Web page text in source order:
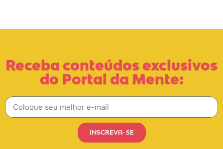
Receba conteúdos exclusivos
do Portal da Mente:
INSCREVA-SE